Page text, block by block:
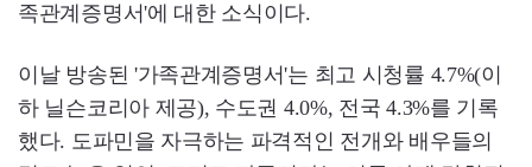
족관계증명서'에 대한 소식이다.
이날 방송된 '가족관계증명서'는 최고 시청률 4.7%(이
하 닐슨코리아 제공), 수도권 4.0%, 전국 4.3%를 기록
했다. 도파민을 자극하는 파격적인 전개와 배우들의